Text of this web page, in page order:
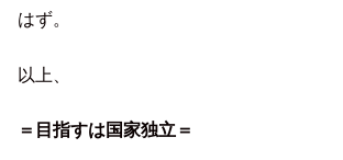
はず。
以上、
＝目指すは国家独立＝